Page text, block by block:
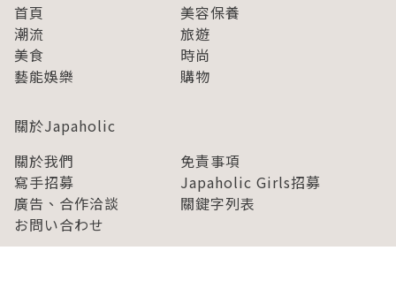
首頁
美容保養
潮流
旅遊
美食
時尚
藝能娛樂
購物
關於Japaholic
關於我們
免責事項
寫手招募
Japaholic Girls招募
廣告、合作洽談
關鍵字列表
お問い合わせ